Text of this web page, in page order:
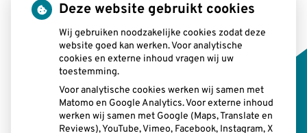
Openingstijden
Maandag: 08:00 uur
13.00 uurtot
- 17:00 uur
08:00 uurtot
- 12.15 uur
13.00 uurtot
- 17:00 uur
Deze website gebruikt cookies
Wij gebruiken noodzakelijke cookies zodat deze
website goed kan werken. Voor analytische
cookies en externe inhoud vragen wij uw
toestemming.
Voor analytische cookies werken wij samen met
Matomo en Google Analytics. Voor externe inhoud
werken wij samen met Google (Maps, Translate en
Reviews), YouTube, Vimeo, Facebook, Instagram, X